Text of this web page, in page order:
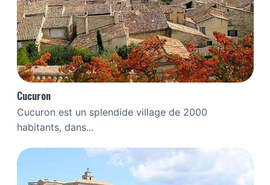
Cucuron
Cucuron est un splendide village de 2000
habitants, dans...